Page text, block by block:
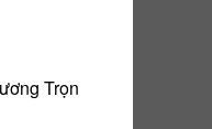
Trọn